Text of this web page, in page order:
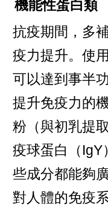
機能性蛋白類
抗疫期間，多
疫力提升。使
可以達到事半
提升免疫力的
粉（與初乳提
疫球蛋白（
些成分都能夠
對人體的免疫